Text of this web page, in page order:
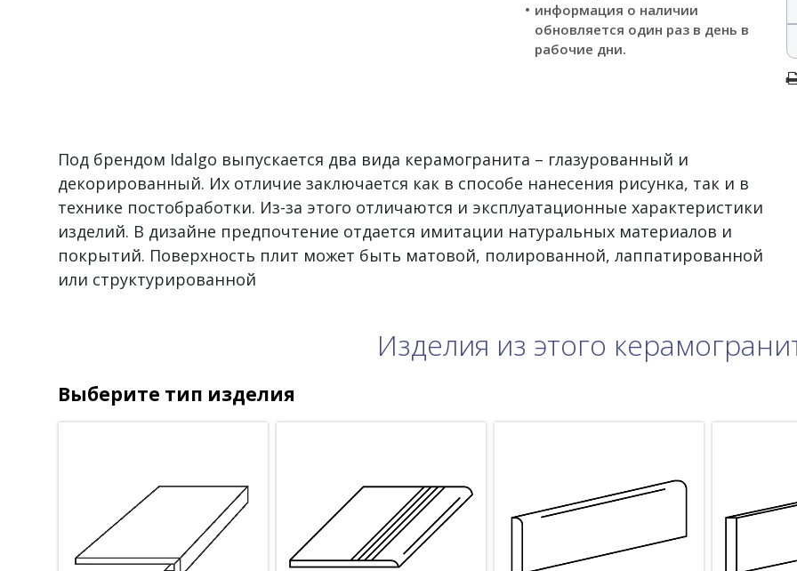
информация о наличии
обновляется один раз в день в
рабочие дни.
Под брендом Idalgo выпускается два вида керамогранита – глазурованный и
декорированный. Их отличие заключается как в способе нанесения рисунка, так и в
технике постобработки. Из-за этого отличаются и эксплуатационные характеристики
изделий. В дизайне предпочтение отдается имитации натуральных материалов и
покрытий. Поверхность плит может быть матовой, полированной, лаппатированной
или структурированной
Изделия из этого
Выберите тип изделия